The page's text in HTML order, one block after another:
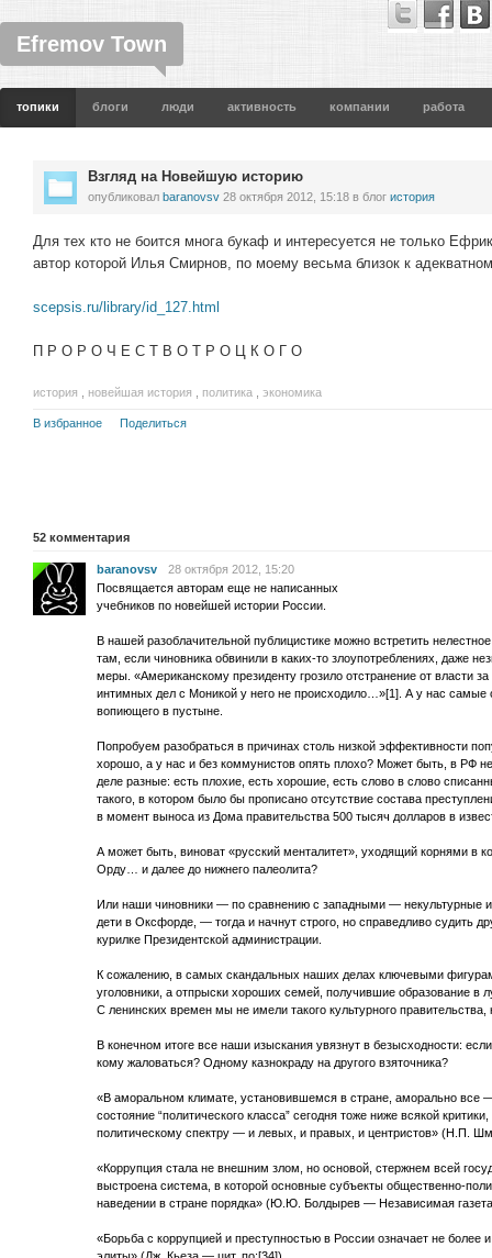
Efremov Town
топики блоги люди активность компании работа
Взгляд на Новейшую историю
опубликовал baranovsv 28 октября 2012, 15:18 в блог история
Для тех кто не боится многа букаф и интересуется не только
автор которой Илья Смирнов, по моему весьма близок к
scepsis.ru/library/id_127.html
П Р О Р О Ч Е С Т В О Т Р О Ц К О Г О
история новейшая история политика экономика
В избранное Поделиться
52 комментария
baranovsv
28 октября 2012, 15:20
Посвящается авторам еще не написанных
учебников по новейшей истории России.
В нашей разоблачительной публицистике можно встретить
там, если чиновника обвинили в каких-то злоупотреблениях, даже
меры. «Американскому президенту грозило отстранение от власти
интимных дел с Моникой у него не происходило…»[1]. А у нас самые
вопиющего в пустыне.
Попробуем разобраться в причинах столь низкой эффективности
хорошо, а у нас и без коммунистов опять плохо? Может быть, в РФ
деле разные: есть плохие, есть хорошие, есть слово в слово
такого, в котором было бы прописано отсутствие состава
в момент выноса из Дома правительства 500 тысяч долларов в
А может быть, виноват «русский менталитет», уходящий корнями в
Орду… и далее до нижнего палеолита?
Или наши чиновники — по сравнению с западными — некультурные
дети в Оксфорде, — тогда и начнут строго, но справедливо судить
курилке Президентской администрации.
К сожалению, в самых скандальных наших делах ключевыми
уголовники, а отпрыски хороших семей, получившие образование
С ленинских времен мы не имели такого культурного
В конечном итоге все наши изыскания увязнут в безысходности:
кому жаловаться? Одному казнокраду на другого взяточника?
«В аморальном климате, установившемся в стране, аморально все
состояние “политического класса” сегодня тоже ниже всякой
политическому спектру — и левых, и правых, и центристов» (Н.П.
«Коррупция стала не внешним злом, но основой, стержнем всей
выстроена система, в которой основные субъекты общественно-
наведении в стране порядка» (Ю.Ю. Болдырев — Независимая
«Борьба с коррупцией и преступностью в России означает не более